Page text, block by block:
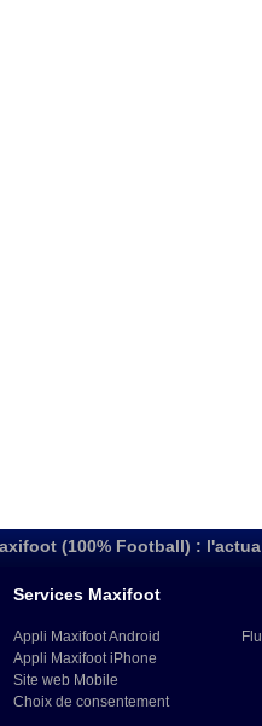
(100% Football) :
Services Maxifoot
Appli Maxifoot Android
Appli Maxifoot iPhone
Site web Mobile
Choix de consentement